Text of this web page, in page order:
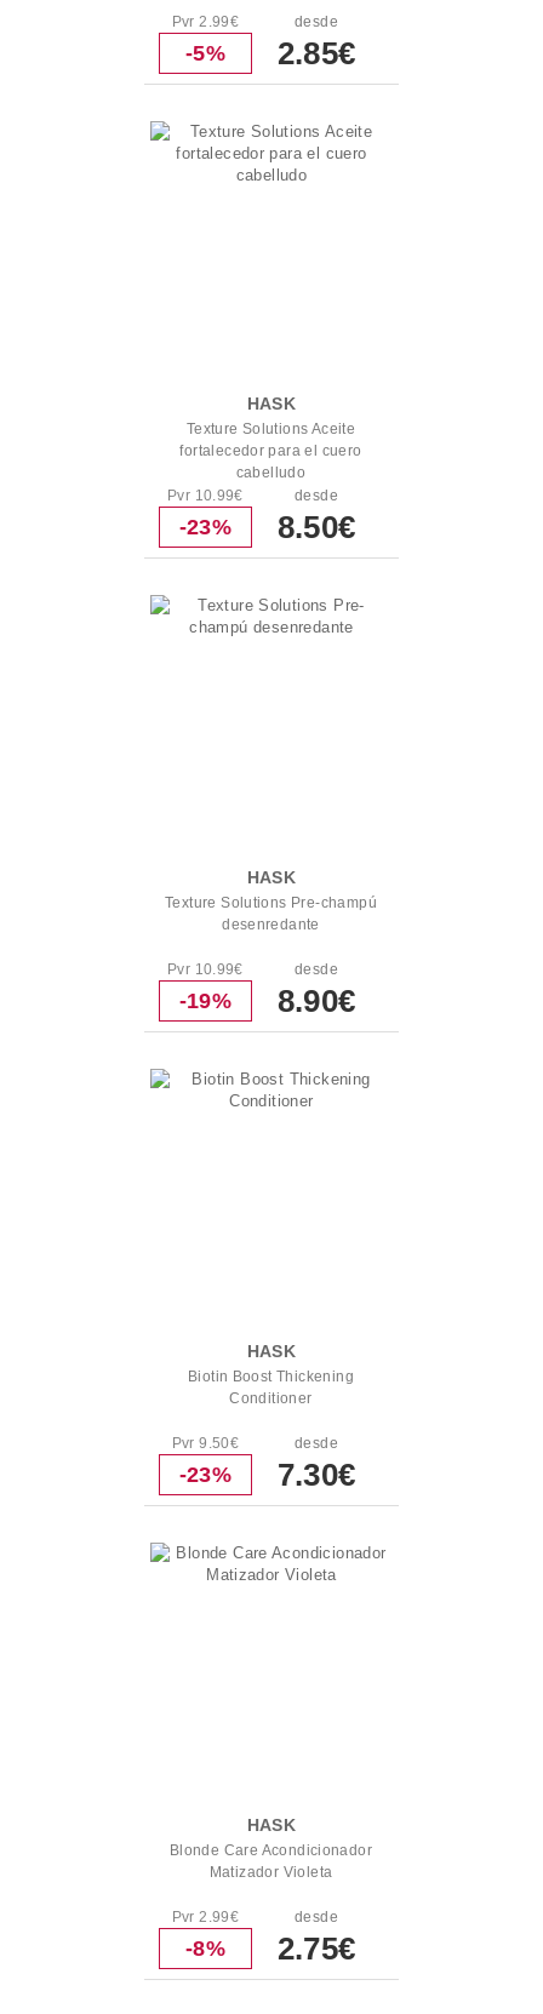
Pvr 2.99€
-5%
desde
2.85€
HASK
Texture Solutions Aceite
fortalecedor para el cuero
cabelludo
Pvr 10.99€
-23%
desde
8.50€
HASK
Texture Solutions Pre-champú
desenredante
Pvr 10.99€
-19%
desde
8.90€
HASK
Biotin Boost Thickening
Conditioner
Pvr 9.50€
-23%
desde
7.30€
HASK
Blonde Care Acondicionador
Matizador Violeta
Pvr 2.99€
-8%
desde
2.75€